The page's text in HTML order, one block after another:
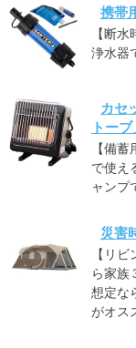
携帯
【断
浄水器
カセ
トーブ
【備
で使え
ャンプ
災害
【リ
ら家族
想定な
がオス